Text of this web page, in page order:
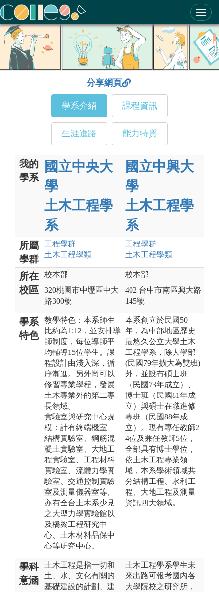
ColleGo! 大學選才與高中育才輔助系統
分享網頁
學系介紹 課程資訊
生涯進路 能力特質
我的
學系
國立中央大
學
土木工程學
系
國立中興大
學
土木工程學
系
所屬
學群
工程學群
土木工程學類
工程學群
土木工程學類
所在
校區
校本部
320桃園市中壢區中大
路300號
校本部
402 台中市南區興大路
145號
學系
特色
教學特色：本系師生
比約為1:12，並安排導
師制度，每位導師平
均輔導15位學生。課
程設計由淺入深，循
序漸進。另外尚可以
修習專業學程，發展
土木專業外的第二專
長領域。
實驗室與研究中心規
模：計有終端機室、
結構實驗室、鋼筋混
凝土實驗室、大地工
程實驗室、工程材料
實驗室、流體力學實
驗室、交通控制實驗
室及測量儀器室等。
亦有全台土木系少見
之大型力學實驗館以
及橋梁工程研究中
心、土木材料品保中
心等研究中心。
本系創立於民國50
年，為中部地區歷史
最悠久公立大學土木
工程學系，除大學部
(民國79年擴大為雙班)
外，並設有碩士班
（民國73年成立）、
博士班（民國81年成
立）與碩士在職進修
專班（民國88年成
立）。現有專任教師2
4位及兼任教師5位，
全部具有博士學位，
依土木工程專業領
域，本系學術領域共
分結構工程、水利工
程、大地工程及測量
資訊四大領域。
學科
意涵
土木工程是指一切和
土、水、文化有關的
基礎建設的計劃、建
土木工程學系學生未
來出路可報考國內各
大學院校之研究所，